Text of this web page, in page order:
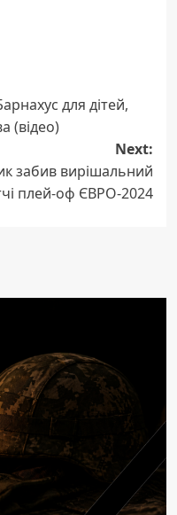
для дітей,
(відео)
Next:
забив вирішальний
плей-оф ЄВРО-2024